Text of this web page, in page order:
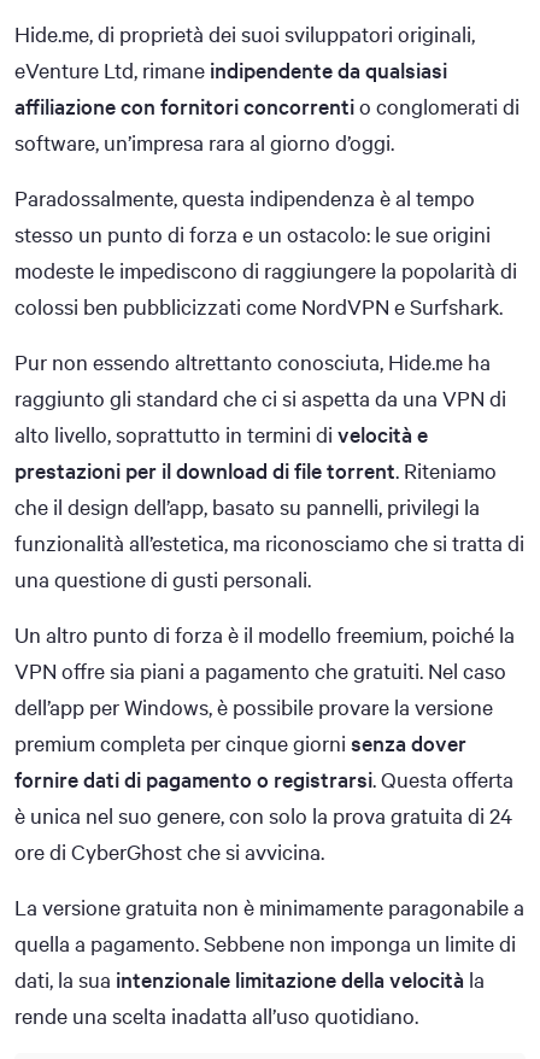
Hide.me, di proprietà dei suoi sviluppatori originali,
eVenture Ltd, rimane indipendente da qualsiasi
affiliazione con fornitori concorrentio conglomerati di
software, un’impresa rara al giorno d’oggi.
Paradossalmente, questa indipendenza è al tempo
stesso un punto di forza e un ostacolo: le sue origini
modeste le impediscono di raggiungere la popolarità di
colossi ben pubblicizzati come NordVPN e Surfshark.
Pur non essendo altrettanto conosciuta, Hide.me ha
raggiunto gli standard che ci si aspetta da una VPN di
alto livello, soprattutto in termini di velocità e
prestazioni per il download di file torrent. Riteniamo
che il design dell’app, basato su pannelli, privilegi la
funzionalità all’estetica, ma riconosciamo che si tratta di
una questione di gusti personali.
Un altro punto di forza è il modello freemium, poiché la
VPN offre sia piani a pagamento che gratuiti. Nel caso
dell’app per Windows, è possibile provare la versione
premium completa per cinque giorni senza dover
fornire dati di pagamento o registrarsi. Questa offerta
è unica nel suo genere, con solo la prova gratuita di 24
ore di CyberGhost che si avvicina.
La versione gratuita non è minimamente paragonabile a
quella a pagamento. Sebbene non imponga un limite di
dati, la sua intenzionale limitazione della velocità la
rende una scelta inadatta all’uso quotidiano.